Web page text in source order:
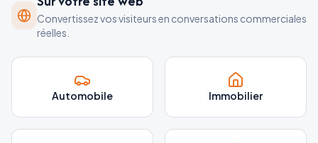
Convertissez vos visiteurs en conversations commerciales
réelles.
Automobile Immobilier